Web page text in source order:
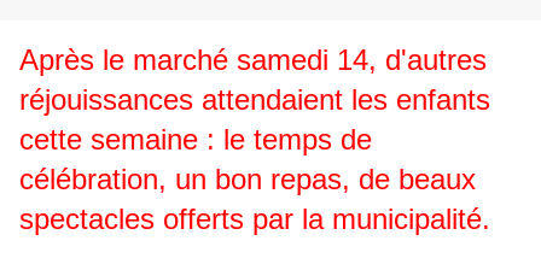
Après le marché samedi 14, d'autres
réjouissances attendaient les enfants
cette semaine : le temps de
célébration, un bon repas, de beaux
spectacles offerts par la municipalité.